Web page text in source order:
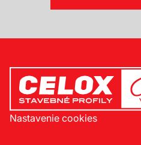
Nastavenie cookies